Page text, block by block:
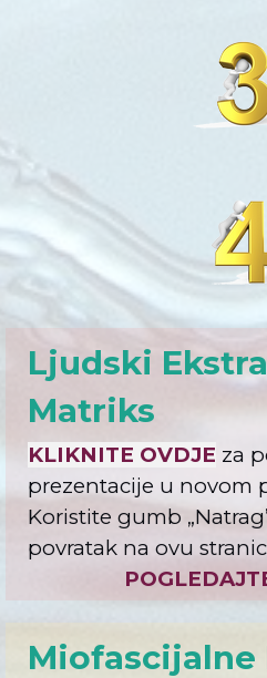
Ljudski
Matriks
KLIKNITE OVDJE za
prezentacije u novom
Koristite gumb „Natrag
povratak na ovu
Miofascijalne